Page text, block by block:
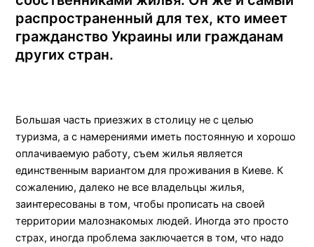
распространенный для тех, кто имеет
гражданство Украины или гражданам
других стран.
Большая часть приезжих в столицу не с целью
туризма, а с намерениями иметь постоянную и хорошо
оплачиваемую работу, съем жилья является
единственным вариантом для проживания в Киеве. К
сожалению, далеко не все владельцы жилья,
заинтересованы в том, чтобы прописать на своей
территории малознакомых людей. Иногда это просто
страх, иногда проблема заключается в том, что надо